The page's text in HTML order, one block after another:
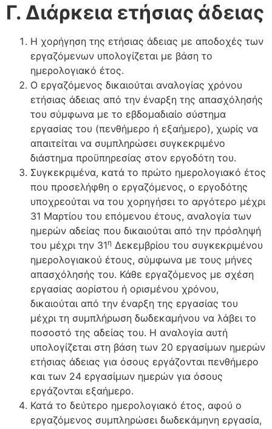
Γ. Διάρκεια ετήσιας άδειας
Η χορήγηση της ετήσιας άδειας με αποδοχές των
εργαζόμενων υπολογίζεται με βάση το
ημερολογιακό έτος.
Ο εργαζόμενος δικαιούται αναλογίας χρόνου
ετήσιας άδειας από την έναρξη της απασχόλησής
του σύμφωνα με το εβδομαδιαίο σύστημα
εργασίας του (πενθήμερο ή εξαήμερο), χωρίς να
απαιτείται να συμπληρώσει συγκεκριμένο
διάστημα προϋπηρεσίας στον εργοδότη του.
Συγκεκριμένα, κατά το πρώτο ημερολογιακό έτος
που προσελήφθη ο εργαζόμενος, ο εργοδότης
υποχρεούται να του χορηγήσει το αργότερο μέχρι
31 Μαρτίου του επόμενου έτους, αναλογία των
ημερών αδείας που δικαιούται από την πρόσληψή
του μέχρι την 31η Δεκεμβρίου του συγκεκριμένου
ημερολογιακού έτους, σύμφωνα με τους μήνες
απασχόλησής του. Κάθε εργαζόμενος με σχέση
εργασίας αορίστου ή ορισμένου χρόνου,
δικαιούται από την έναρξη της εργασίας του
μέχρι τη συμπλήρωση δωδεκαμήνου να λάβει το
ποσοστό της αδείας του. Η αναλογία αυτή
υπολογίζεται στη βάση των 20 εργασίμων ημερών
ετήσιας άδειας για όσους εργάζονται πενθήμερο
και των 24 εργασίμων ημερών για όσους
εργάζονται εξαήμερο.
Κατά το δεύτερο ημερολογιακό έτος, αφού ο
εργαζόμενος συμπληρώσει δωδεκάμηνη εργασία,